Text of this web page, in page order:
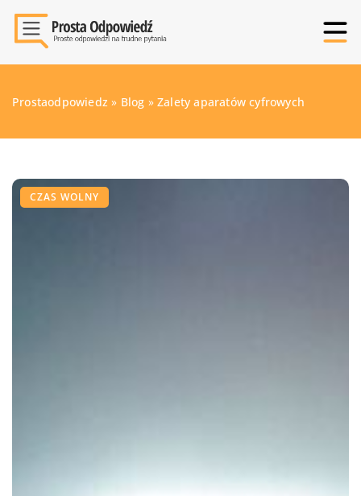
Prostaodpowiedz » Blog »Zalety aparatów cyfrowych
CZAS WOLNY